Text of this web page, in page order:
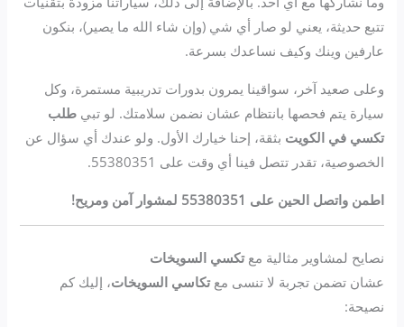
تتبع حديثة، يعني لو صار أي شي (وإن شاء الله ما يصير)، بنكون
عارفين وينك وكيف نساعدك بسرعة.
وعلى صعيد آخر، سواقينا يمرون بدورات تدريبية مستمرة، وكل
سيارة يتم فحصها بانتظام عشان نضمن سلامتك. لو تبيطلب
تكسي في الكويت بثقة، إحنا خيارك الأول. ولو عندك أي سؤال عن
الخصوصية، تقدر تتصل فينا أي وقت على 55380351.
اطمن واتصل الحين على 55380351 لمشوار آمن ومريح!
نصايح لمشاوير مثالية معتكسي السويخات
عشان تضمن تجربة لا تنسى معتكاسي السويخات، إليك كم
نصيحة: